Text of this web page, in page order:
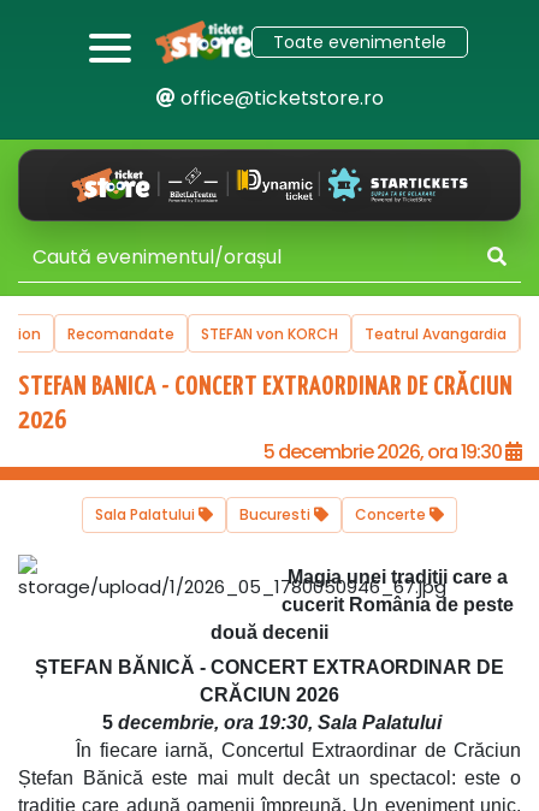
Toate evenimentele
office@ticketstore.ro
Recomandate STEFAN von KORCH Teatrul Avangardia
STEFAN BANICA - CONCERT EXTRAORDINAR DE CRĂCIUN
2026
5 decembrie 2026, ora 19:30
Sala Palatului Bucuresti Concerte
Magia unei tradiții care a
cucerit România de peste
două decenii
ȘTEFAN BĂNICĂ - CONCERT EXTRAORDINAR DE
CRĂCIUN 2026
5 decembrie, ora 19:30, Sala Palatului
În fiecare iarnă, Concertul Extraordinar de Crăciun
Ștefan Bănică este mai mult decât un spectacol: este o
tradiție care adună oamenii împreună. Un eveniment unic,